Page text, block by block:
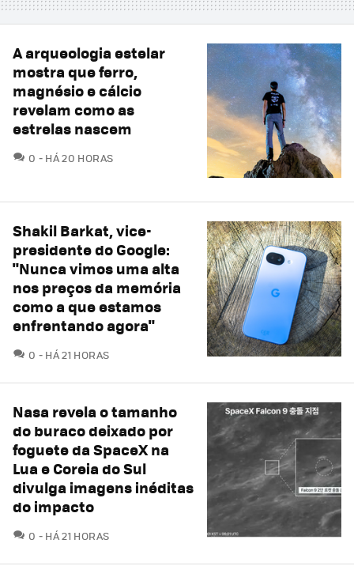
A arqueologia estelar
mostra que ferro,
magnésio e cálcio
revelam como as
estrelas nascem
0 COMENTÁRIOS
HÁ 20 HORAS
Shakil Barkat, vice-
presidente do Google:
"Nunca vimos uma alta
nos preços da memória
como a que estamos
enfrentando agora"
0 COMENTÁRIOS
HÁ 21 HORAS
Nasa revela o tamanho
do buraco deixado por
foguete da SpaceX na
Lua e Coreia do Sul
divulga imagens inéditas
do impacto
0 COMENTÁRIOS
HÁ 21 HORAS